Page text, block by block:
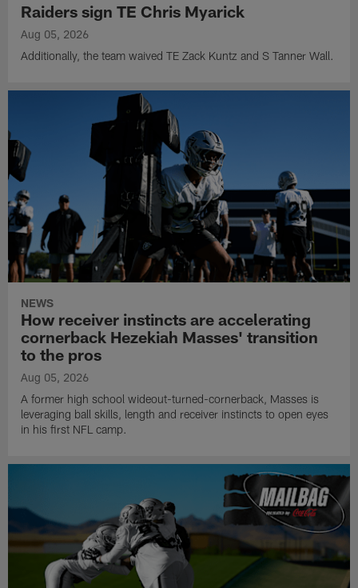
Raiders sign TE Chris Myarick
Aug 05, 2026
Additionally, the team waived TE Zack Kuntz and S Tanner Wall.
NEWS
How receiver instincts are accelerating
cornerback Hezekiah Masses' transition
to the pros
Aug 05, 2026
A former high school wideout-turned-cornerback, Masses is
leveraging ball skills, length and receiver instincts to open eyes
in his first NFL camp.